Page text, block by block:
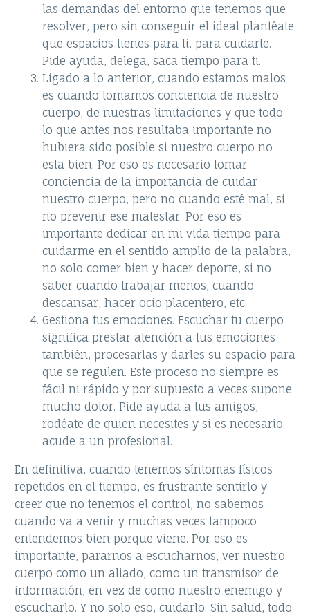
las demandas del entorno que tenemos que
resolver, pero sin conseguir el ideal plantéate
que espacios tienes para ti, para cuidarte.
Pide ayuda, delega, saca tiempo para ti.
Ligado a lo anterior, cuando estamos malos
es cuando tomamos conciencia de nuestro
cuerpo, de nuestras limitaciones y que todo
lo que antes nos resultaba importante no
hubiera sido posible si nuestro cuerpo no
esta bien. Por eso es necesario tomar
conciencia de la importancia de cuidar
nuestro cuerpo, pero no cuando esté mal, si
no prevenir ese malestar. Por eso es
importante dedicar en mi vida tiempo para
cuidarme en el sentido amplio de la palabra,
no solo comer bien y hacer deporte, si no
saber cuando trabajar menos, cuando
descansar, hacer ocio placentero, etc.
Gestiona tus emociones. Escuchar tu cuerpo
significa prestar atención a tus emociones
también, procesarlas y darles su espacio para
que se regulen. Este proceso no siempre es
fácil ni rápido y por supuesto a veces supone
mucho dolor. Pide ayuda a tus amigos,
rodéate de quien necesites y si es necesario
acude a un profesional.
En definitiva, cuando tenemos síntomas físicos
repetidos en el tiempo, es frustrante sentirlo y
creer que no tenemos el control, no sabemos
cuando va a venir y muchas veces tampoco
entendemos bien porque viene. Por eso es
importante, pararnos a escucharnos, ver nuestro
cuerpo como un aliado, como un transmisor de
información, en vez de como nuestro enemigo y
escucharlo. Y no solo eso, cuidarlo. Sin salud, todo